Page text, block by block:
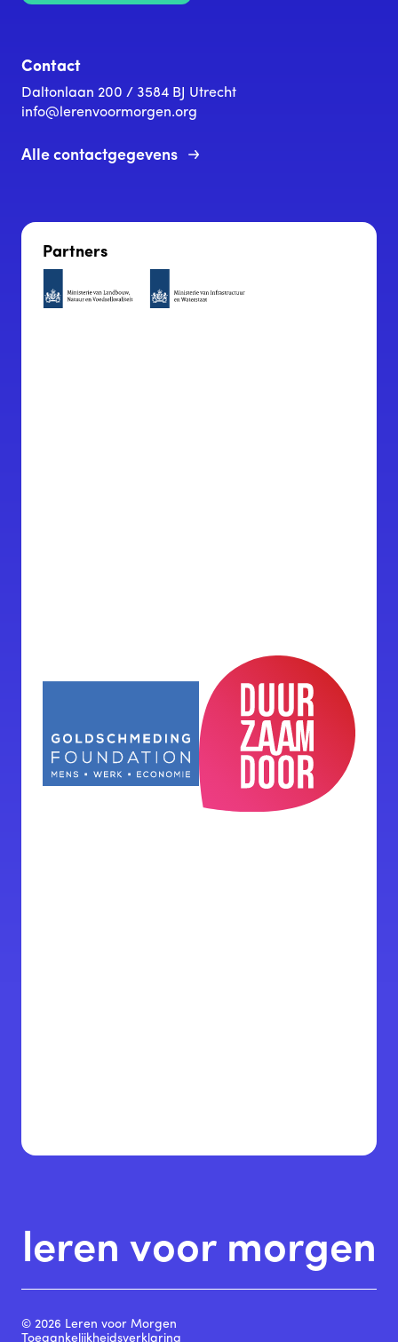
Contact
Daltonlaan 200 / 3584 BJ Utrecht
info@lerenvoormorgen.org
Alle contactgegevens
Partners
leren voor morgen
© 2026 Leren voor Morgen
Toegankelijkheidsverklaring